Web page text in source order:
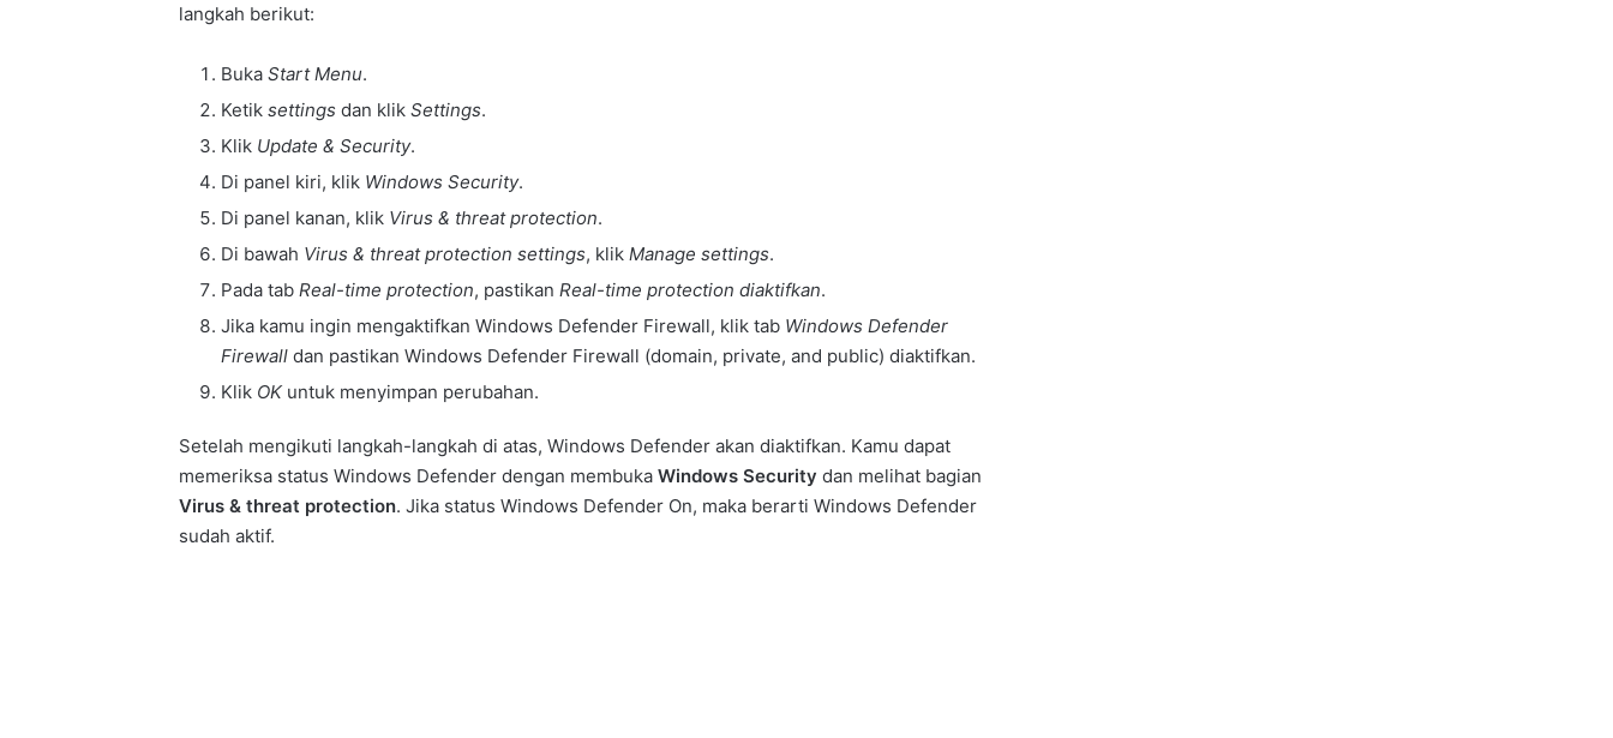
langkah berikut:
BukaStart Menu.
Ketiksettings dan klikSettings.
Klik Update & Security.
Di panel kiri, klik Windows Security.
Di panel kanan, klik Virus & threat protection.
Di bawah Virus & threat protection settings, klikManage settings.
Pada tabReal-time protection, pastikanReal-time protection diaktifkan.
Jika kamu ingin mengaktifkan Windows Defender Firewall, klik tab Windows Defender
Firewall dan pastikan Windows Defender Firewall (domain, private, and public) diaktifkan.
Klik OKuntuk menyimpan perubahan.
Setelah mengikuti langkah-langkah di atas, Windows Defender akan diaktifkan. Kamu dapat
memeriksa status Windows Defender dengan membukaWindows Security dan melihat bagian
Virus & threat protection. Jika status Windows Defender On, maka berarti Windows Defender
sudah aktif.